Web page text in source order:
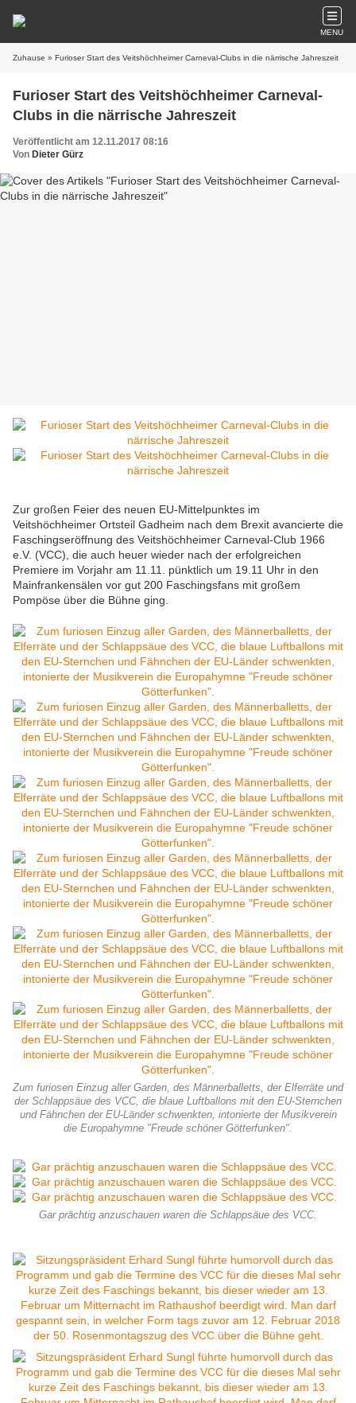
MENU
Zuhause » Furioser Start des Veitshöchheimer Carneval-Clubs in die närrische Jahreszeit
Furioser Start des Veitshöchheimer Carneval-
Clubs in die närrische Jahreszeit
Veröffentlicht am 12.11.2017 08:16
Von Dieter Gürz
Zur großen Feier des neuen EU-Mittelpunktes im
Veitshöchheimer Ortsteil Gadheim nach dem Brexit avancierte die
Faschingseröffnung des Veitshöchheimer Carneval-Club 1966
e.V. (VCC), die auch heuer wieder nach der erfolgreichen
Premiere im Vorjahr am 11.11. pünktlich um 19.11 Uhr in den
Mainfrankensälen vor gut 200 Faschingsfans mit großem
Pompöse über die Bühne ging.
Zum furiosen Einzug aller Garden, des Männerballetts, der Elferräte und
der Schlappsäue des VCC, die blaue Luftballons mit den EU-Sternchen
und Fähnchen der EU-Länder schwenkten, intonierte der Musikverein
die Europahymne "Freude schöner Götterfunken".
Gar prächtig anzuschauen waren die Schlappsäue des VCC.